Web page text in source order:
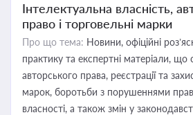
Інтелектуальна власність,
право і торговельні марки
Про що тема: Новини, офіційні
практику та експертні матеріали, що
авторського права, реєстрації та
марок, боротьби з порушеннями прав
власності, а також змін у